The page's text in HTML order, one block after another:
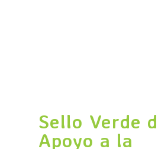
Sello Verde
Apoyo a la